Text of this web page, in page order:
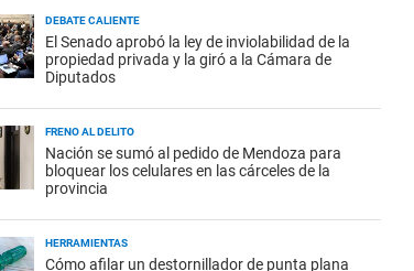
DEBATE CALIENTE
El Senado aprobó la ley de inviolabilidad de la
propiedad privada y la giró a la Cámara de
Diputados
FRENO AL DELITO
Nación se sumó al pedido de Mendoza para
bloquear los celulares en las cárceles de la
provincia
HERRAMIENTAS
Cómo afilar un destornillador de punta plana